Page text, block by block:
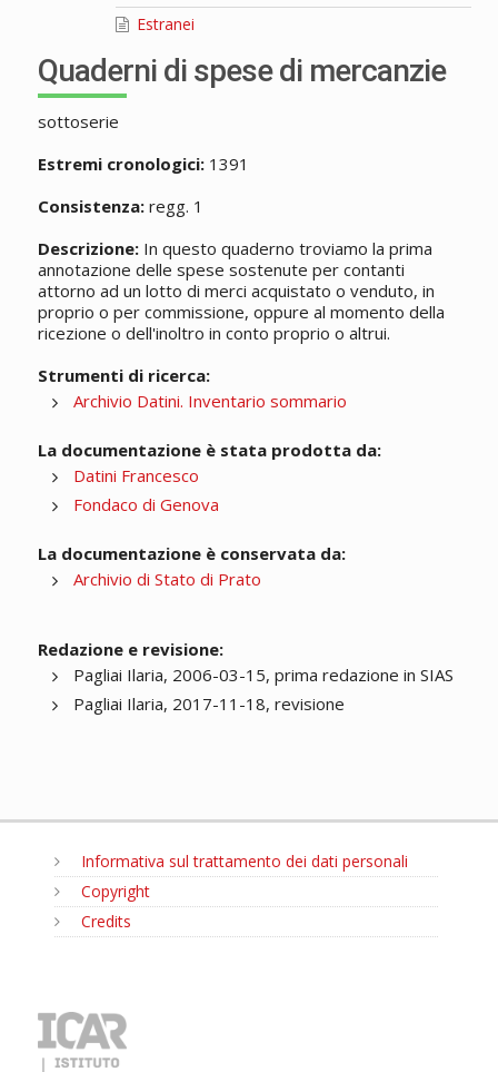
Estranei
Quaderni di spese di mercanzie
sottoserie
Estremi cronologici:1391
Consistenza:regg. 1
Descrizione:In questo quaderno troviamo la prima
annotazione delle spese sostenute per contanti
attorno ad un lotto di merci acquistato o venduto, in
proprio o per commissione, oppure al momento della
ricezione o dell'inoltro in conto proprio o altrui.
Strumenti di ricerca:
Archivio Datini. Inventario sommario
La documentazione è stata prodotta da:
Datini Francesco
Fondaco di Genova
La documentazione è conservata da:
Archivio di Stato di Prato
Redazione e revisione:
Pagliai Ilaria, 2006-03-15, prima redazione in SIAS
Pagliai Ilaria, 2017-11-18, revisione
Informativa sul trattamento dei dati personali
Copyright
Credits